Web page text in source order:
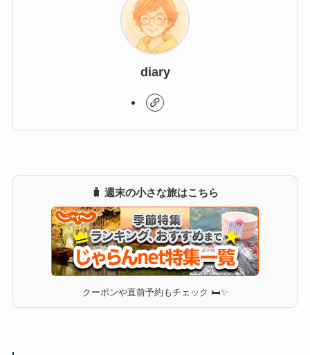
diary
🧳 週末の小さな旅はこちら
クーポンや直前予約もチェック 🛏✨